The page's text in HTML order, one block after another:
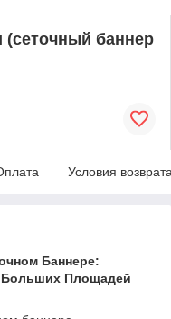
(сеточный баннер
Условия
Баннере:
Больших Площадей